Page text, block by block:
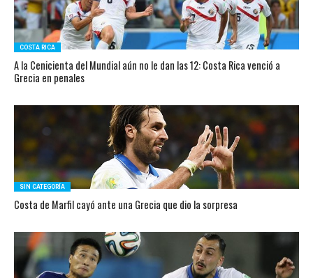
COSTA RICA
A la Cenicienta del Mundial aún no le dan las 12: Costa Rica venció a
Grecia en penales
SIN CATEGORÍA
Costa de Marfil cayó ante una Grecia que dio la sorpresa